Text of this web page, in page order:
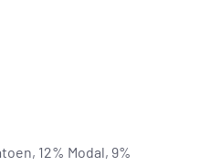
12% Modal, 9%